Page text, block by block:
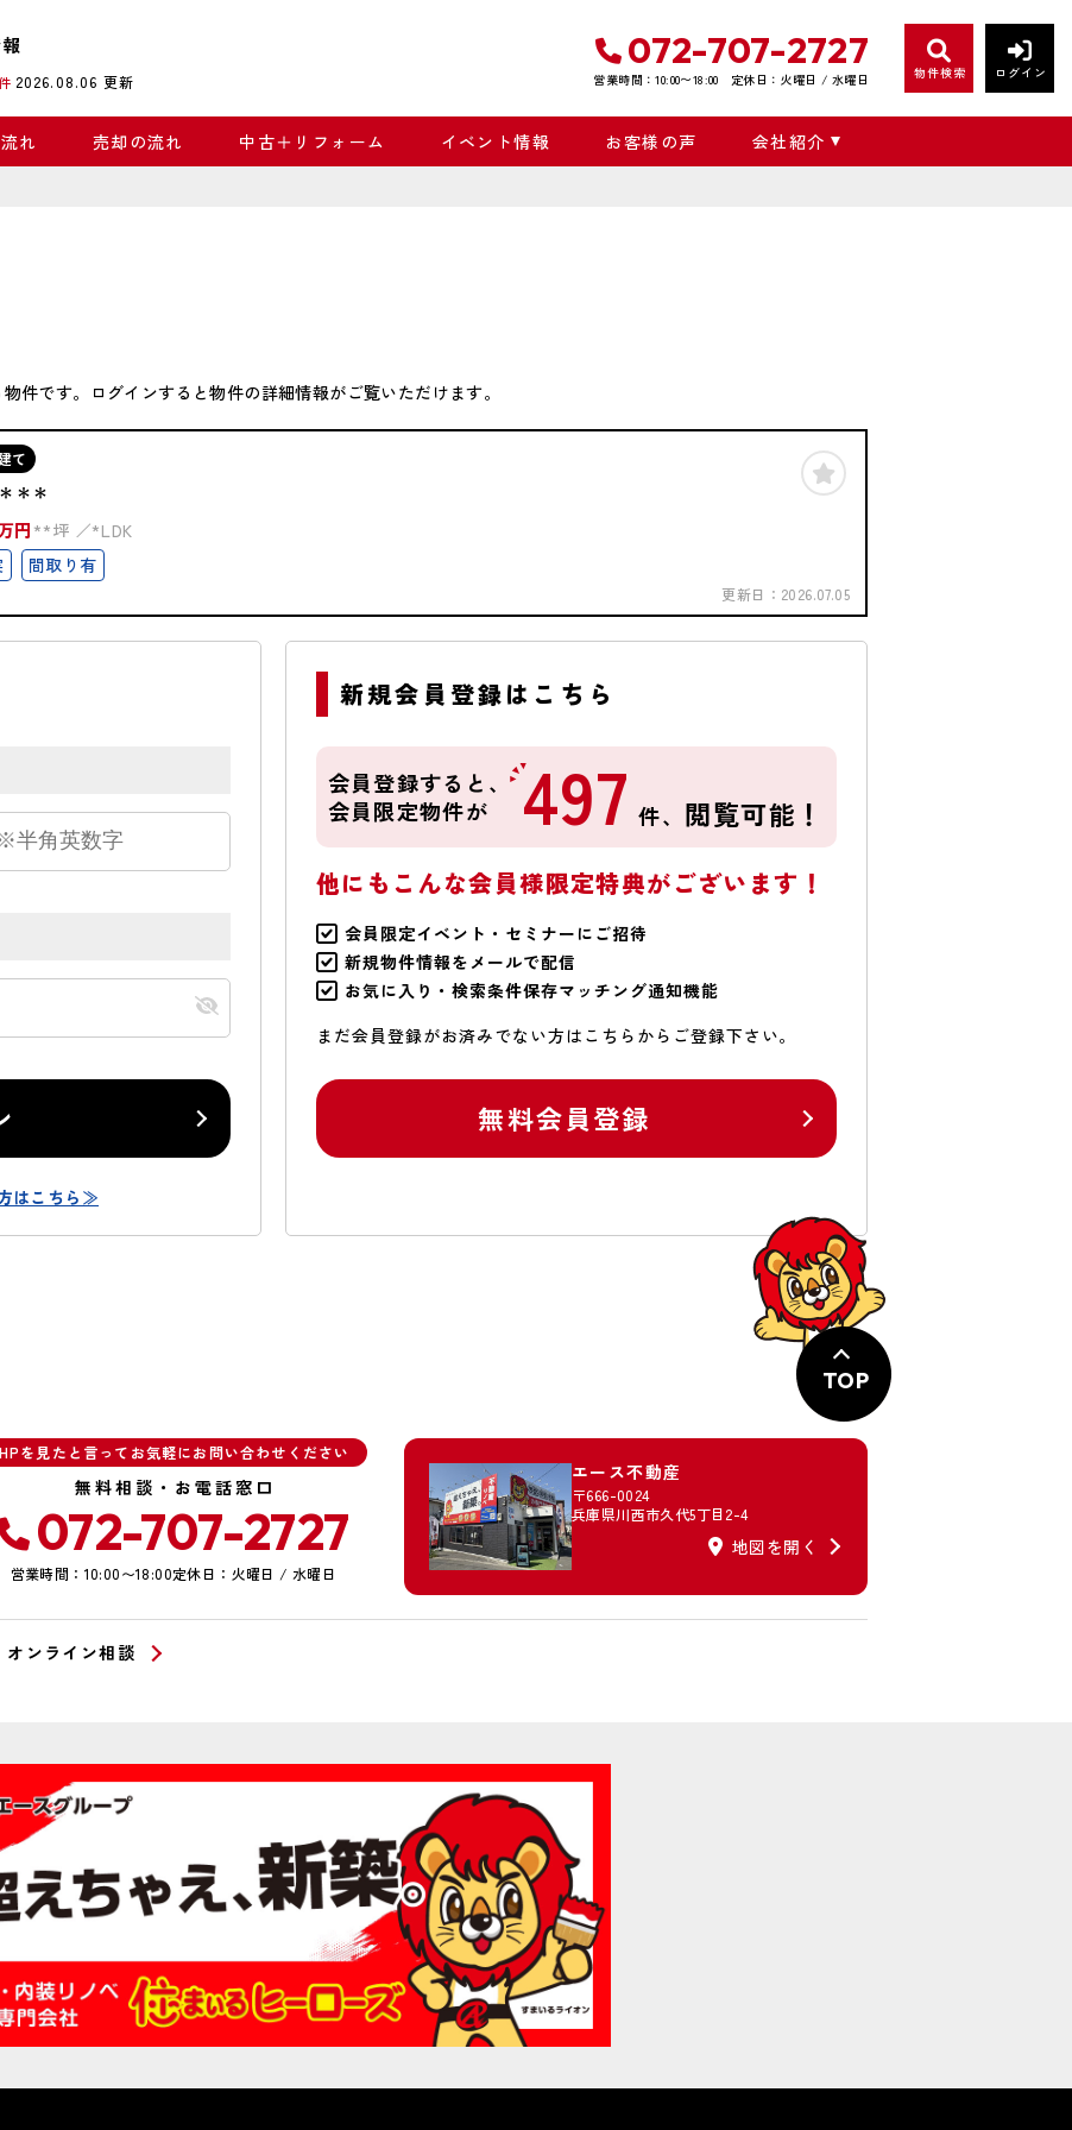
2026.08.06 更新
072-707-2727
営業時間：10:00〜18:00 定休日：火曜日 / 水曜日 物件検索 ログイン
れ 売却の流れ 中古＋リフォーム イベント情報 お客様の声 会社紹介
件です。ログインすると物件の詳細情報がご覧いただけます。
て
＊＊
円 **坪
*LDK
間取り有
更新日： 2026.07.05
はこちら≫
新規会員登録はこちら
会員登録すると、
会員限定物件が
497 件、 閲覧可能！
他にもこんな会員様限定特典がございます！
会員限定イベント・セミナーにご招待
新規物件情報をメールで配信
お気に入り・検索条件保存マッチング通知機能
まだ会員登録がお済みでない方はこちらからご登録下さい。
無料会員登録
TOP
HPを見たと言ってお気軽にお問い合わせください
無料相談・お電話窓口
072-707-2727
営業時間：10:00〜18:00定休日：火曜日 / 水曜日
エース不動産
〒666-0024
兵庫県川西市久代5丁目2-4
地図を開く
オンライン相談